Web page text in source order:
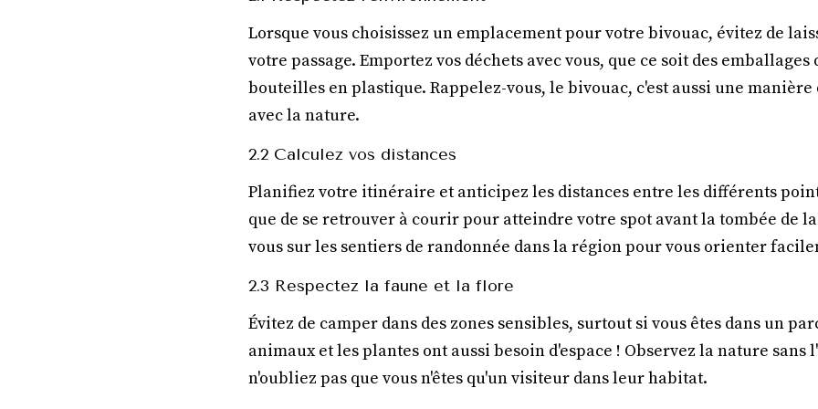
Lorsque vous choisissez un emplacement pour votre bivouac, évitez de
votre passage. Emportez vos déchets avec vous, que ce soit des
bouteilles en plastique. Rappelez-vous, le bivouac, c'est aussi une
avec la nature.
2.2 Calculez vos distances
Planifiez votre itinéraire et anticipez les distances entre les différents
que de se retrouver à courir pour atteindre votre spot avant la tombée de
vous sur les sentiers de randonnée dans la région pour vous orienter
2.3 Respectez la faune et la flore
Évitez de camper dans des zones sensibles, surtout si vous êtes dans un
animaux et les plantes ont aussi besoin d'espace ! Observez la nature
n'oubliez pas que vous n'êtes qu'un visiteur dans leur habitat.